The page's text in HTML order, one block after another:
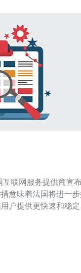
意味着法国将进一
户提供更快速和稳定